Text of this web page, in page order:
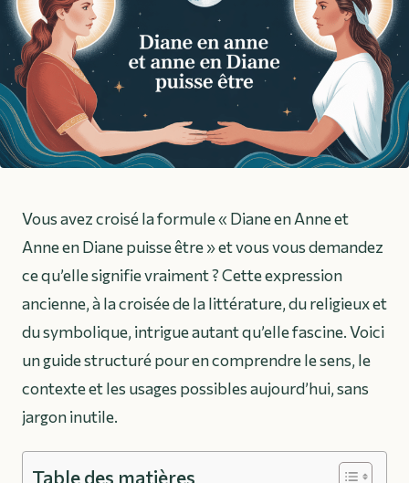
Vous avez croisé la formule « Diane en Anne et
Anne en Diane puisse être » et vous vous demandez
ce qu’elle signifie vraiment ? Cette expression
ancienne, à la croisée de la littérature, du religieux et
du symbolique, intrigue autant qu’elle fascine. Voici
un guide structuré pour en comprendre le sens, le
contexte et les usages possibles aujourd’hui, sans
jargon inutile.
Table des matières